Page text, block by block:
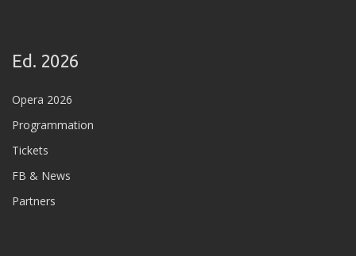
Ed. 2026
Opera 2026
Programmation
Tickets
FB & News
Partners